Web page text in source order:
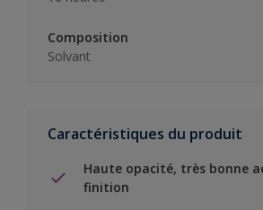
Composition
Solvant
Caractéristiques du produit
Haute opacité, très bonne
finition